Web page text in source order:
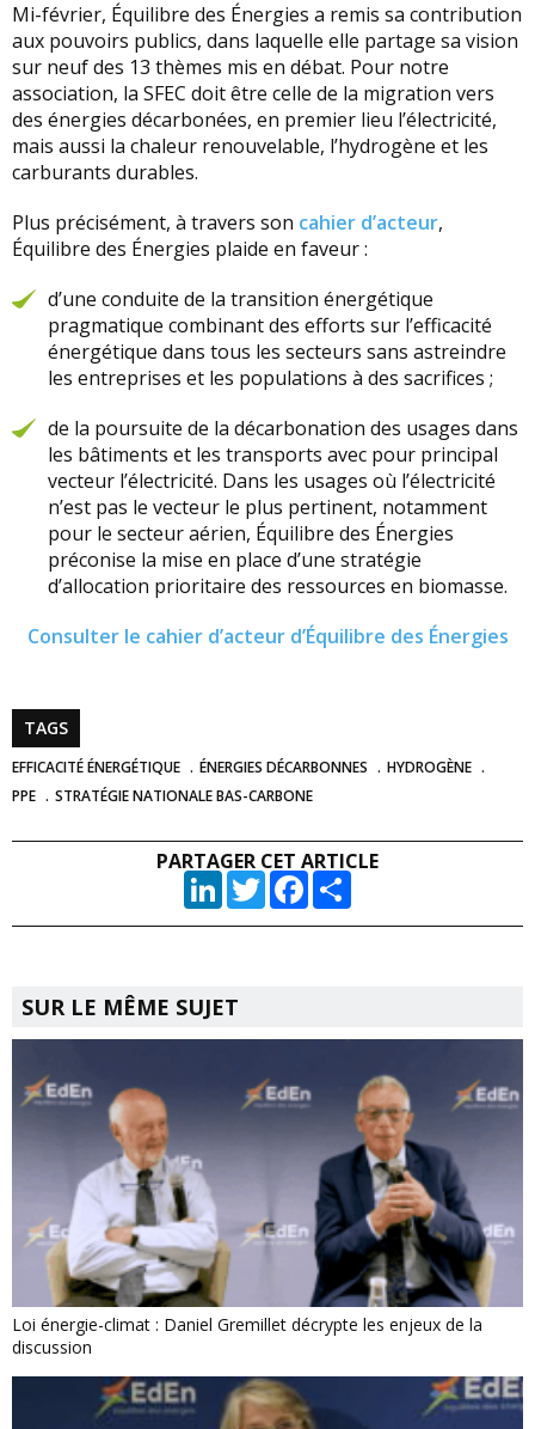
Mi-février, Équilibre des Énergies a remis sa contribution
aux pouvoirs publics, dans laquelle elle partage sa vision
sur neuf des 13 thèmes mis en débat. Pour notre
association, la SFEC doit être celle de la migration vers
des énergies décarbonées, en premier lieu l’électricité,
mais aussi la chaleur renouvelable, l’hydrogène et les
carburants durables.
Plus précisément, à travers son cahier d’acteur,
Équilibre des Énergies plaide en faveur :
d’une conduite de la transition énergétique
pragmatique combinant des efforts sur l’efficacité
énergétique dans tous les secteurs sans astreindre
les entreprises et les populations à des sacrifices ;
de la poursuite de la décarbonation des usages dans
les bâtiments et les transports avec pour principal
vecteur l’électricité. Dans les usages où l’électricité
n’est pas le vecteur le plus pertinent, notamment
pour le secteur aérien, Équilibre des Énergies
préconise la mise en place d’une stratégie
d’allocation prioritaire des ressources en biomasse.
Consulter le cahier d’acteur d’Équilibre des Énergies
TAGS
EFFICACITÉ ÉNERGÉTIQUE ÉNERGIES DÉCARBONNES
HYDROGÈNE
PPE
STRATÉGIE NATIONALE BAS-CARBONE
PARTAGER CET ARTICLE
LinkedInTwitterFacebook
SUR LE MÊME SUJET
Loi énergie-climat : Daniel Gremillet décrypte les enjeux de la
discussion